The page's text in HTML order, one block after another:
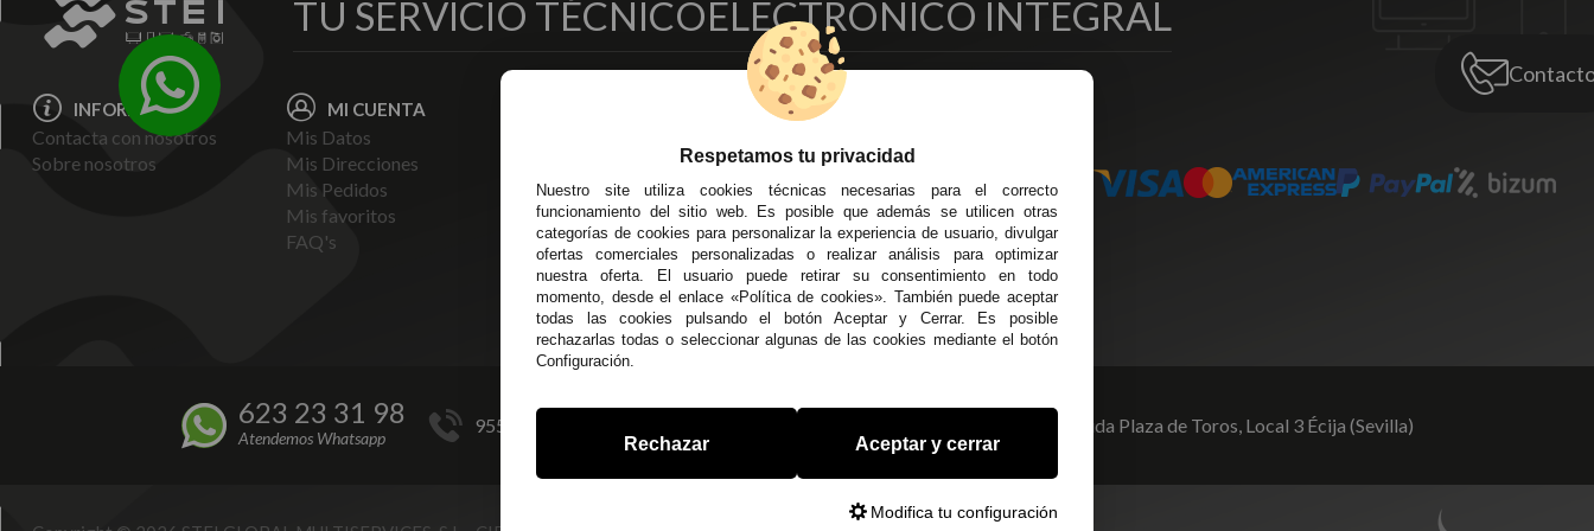
TU SERVICIO TÉCNICOELECTRONICO INTEGRAL
INFORMACIÓN
Contacta con nosotros
Sobre nosotros
MI CUENTA
Mis Datos
Mis Direcciones
Mis Pedidos
Mis favoritos
FAQ's
Entregas y Devoluciones
Política de Privacidad
Pago Seguro
Terminos y
Condiciones Generales
Políticas de Cookies
DELEGACIONES
Av. Plaza de Toros. Local 3
Córdoba
C/ Ingeniero Iribarren, 14
Alzira - Valencia
C/ Esplugues, 135
623 23 31 98
Atendemos Whatsapp
955 44 45 43 Avenida Plaza de Toros, Local 3 Écija (Sevilla)
Respetamos tu privacidad
Nuestro site utiliza cookies técnicas necesarias para el correcto
funcionamiento del sitio web. Es posible que además se utilicen otras
categorías de cookies para personalizar la experiencia de usuario, divulgar
ofertas comerciales personalizadas o realizar análisis para optimizar
nuestra oferta. El usuario puede retirar su consentimiento en todo
momento, desde el enlace «Política de cookies». También puede aceptar
todas las cookies pulsando el botón Aceptar y Cerrar. Es posible
rechazarlas todas o seleccionar algunas de las cookies mediante el botón
Configuración.
Rechazar Aceptar y cerrar
Modifica tu configuración